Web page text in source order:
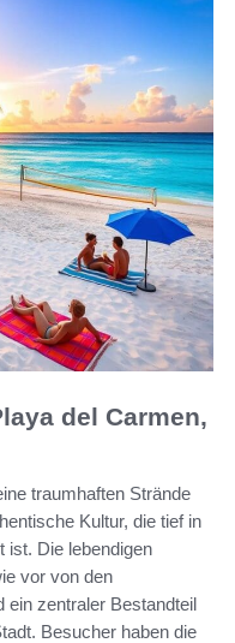
del Carmen,
traumhaften Strände
Kultur, die tief in
ist. Die lebendigen
vor von den
ein zentraler Bestandteil
Besucher haben die